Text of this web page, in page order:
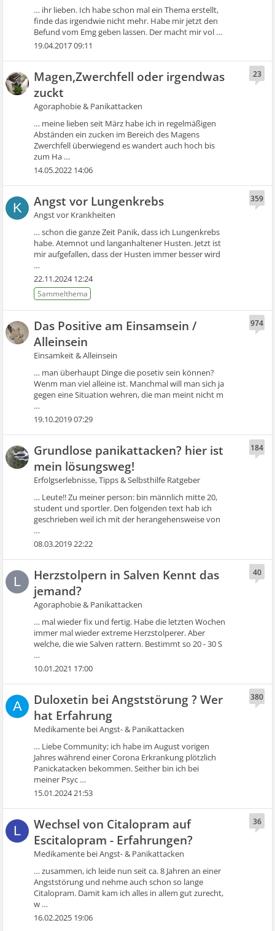
… ihr lieben. Ich habe schon mal ein Thema erstellt,
finde das irgendwie nicht mehr. Habe mir jetzt den
Befund vom Emg geben lassen. Der macht mir vol …
19.04.2017 09:11
Magen,Zwerchfell oder irgendwas
zuckt
Agoraphobie & Panikattacken
… meine lieben seit März habe ich in regelmäßigen
Abständen ein zucken im Bereich des Magens
Zwerchfell überwiegend es wandert auch hoch bis
zum Ha …
23
14.05.2022 14:06
K Angst vor Lungenkrebs
Angst vor Krankheiten
… schon die ganze Zeit Panik, dass ich Lungenkrebs
habe. Atemnot und langanhaltener Husten. Jetzt ist
mir aufgefallen, dass der Husten immer besser wird
…
359
22.11.2024 12:24
Das Positive am Einsamsein /
Alleinsein
Einsamkeit & Alleinsein
… man überhaupt Dinge die posetiv sein können?
Wenm man viel alleine ist. Manchmal will man sich ja
gegen eine Situation wehren, die man meint nicht m
…
974
19.10.2019 07:29
Grundlose panikattacken? hier ist
mein lösungsweg!
Erfolgserlebnisse, Tipps & Selbsthilfe Ratgeber
… Leute!! Zu meiner person: bin männlich mitte 20,
student und sportler. Den folgenden text hab ich
geschrieben weil ich mit der herangehensweise von
…
184
08.03.2019 22:22
L
Herzstolpern in Salven Kennt das
jemand?
Agoraphobie & Panikattacken
… mal wieder fix und fertig. Habe die letzten Wochen
immer mal wieder extreme Herzstolperer. Aber
welche, die wie Salven rattern. Bestimmt so 20 - 30 S
…
40
10.01.2021 17:00
A
Duloxetin bei Angststörung ? Wer
hat Erfahrung
Medikamente bei Angst- & Panikattacken
… Liebe Community; ich habe im August vorigen
Jahres während einer Corona Erkrankung plötzlich
Panickatacken bekommen. Seither bin ich bei
meiner Psyc …
380
15.01.2024 21:53
L
Wechsel von Citalopram auf
Escitalopram - Erfahrungen?
Medikamente bei Angst- & Panikattacken
… zusammen, ich leide nun seit ca. 8 Jahren an einer
Angststörung und nehme auch schon so lange
Citalopram. Damit kam ich alles in allem gut zurecht,
w …
36
16.02.2025 19:06